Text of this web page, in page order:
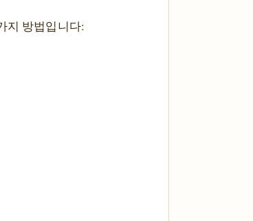
지 방법입니다: